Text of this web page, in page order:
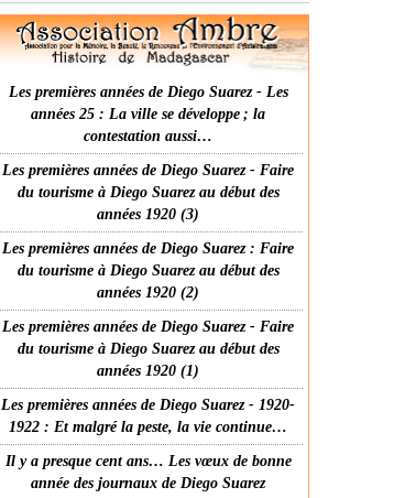
Les premières années de Diego Suarez - Les
années 25 : La ville se développe ; la
contestation aussi…
Les premières années de Diego Suarez - Faire
du tourisme à Diego Suarez au début des
années 1920 (3)
Les premières années de Diego Suarez : Faire
du tourisme à Diego Suarez au début des
années 1920 (2)
Les premières années de Diego Suarez - Faire
du tourisme à Diego Suarez au début des
années 1920 (1)
Les premières années de Diego Suarez - 1920-
1922 : Et malgré la peste, la vie continue…
Il y a presque cent ans… Les vœux de bonne
année des journaux de Diego Suarez